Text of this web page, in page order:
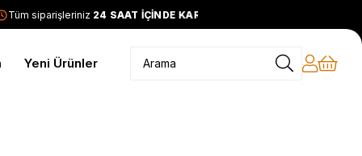
siparişleriniz24 SAAT İÇİNDE KARGODA
Yeni Ürünler